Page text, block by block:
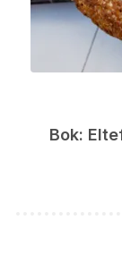
Bok: